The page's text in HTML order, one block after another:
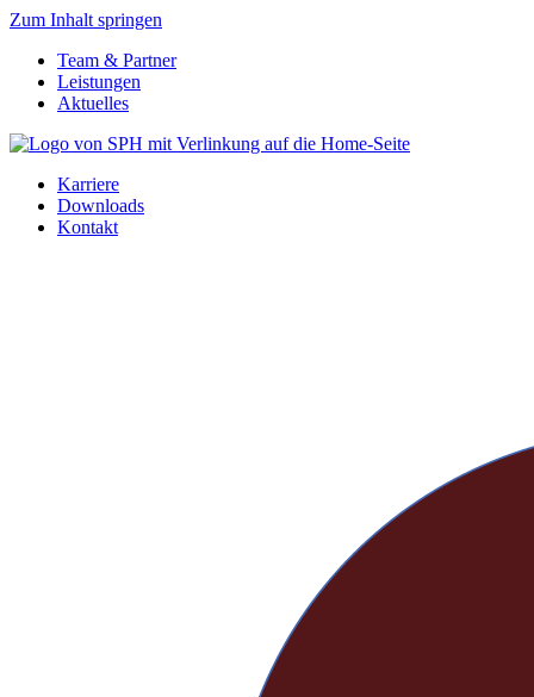
Zum Inhalt springen
Team & Partner
Leistungen
Aktuelles
Karriere
Downloads
Kontakt